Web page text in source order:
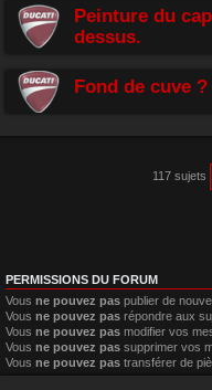
Peinture du
dessus.
Fond de cuve
117 sujets
PERMISSIONS DU FORUM
Vous ne pouvez pas publier de
Vous ne pouvez pas répondre aux
Vous ne pouvez pas modifier vos
Vous ne pouvez pas supprimer vos
Vous ne pouvez pas transférer de